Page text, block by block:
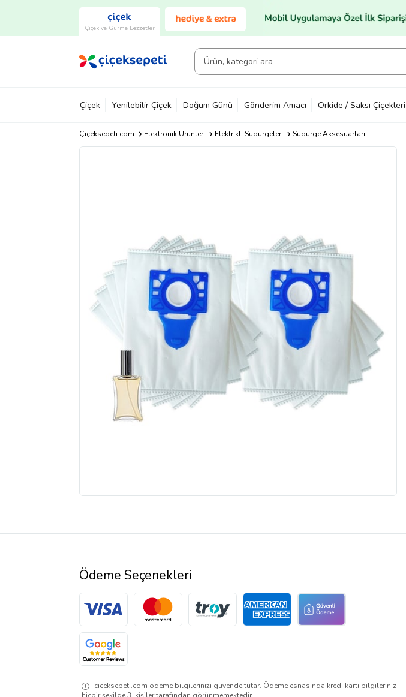
Çiçek ve Gurme Lezzetler
Çiçek Yenilebilir Çiçek Doğum Günü Gönderim Amacı Orkide / Saksı Çiçekleri
Çiçeksepeti.com Elektronik Ürünler Elektrikli Süpürgeler Süpürge Aksesuarları
Ödeme Seçenekleri
ciceksepeti.com ödeme bilgilerinizi güvende tutar. Ödeme esnasında kredi kartı bilgileriniz
hiçbir şekilde 3. kişiler tarafından görünmemektedir.